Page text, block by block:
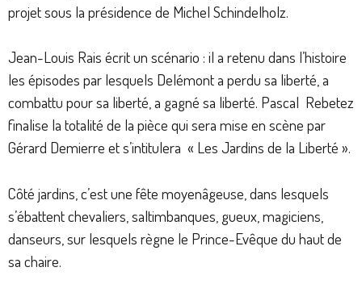
projet sous la présidence de Michel Schindelholz.
Jean-Louis Rais écrit un scénario : il a retenu dans l’histoire
les épisodes par lesquels Delémont a perdu sa liberté, a
combattu pour sa liberté, a gagné sa liberté. Pascal Rebetez
finalise la totalité de la pièce qui sera mise en scène par
Gérard Demierre et s’intitulera « Les Jardins de la Liberté ».
Côté jardins, c’est une fête moyenâgeuse, dans lesquels
s’ébattent chevaliers, saltimbanques, gueux, magiciens,
danseurs, sur lesquels règne le Prince-Evêque du haut de
sa chaire.